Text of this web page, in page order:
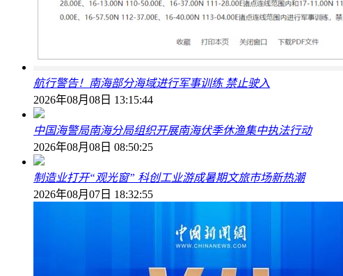
航行警告！南海部分海域进行军事训练 禁止驶入
2026年08月08日 13:15:44
中国海警局南海分局组织开展南海伏季休渔集中执法行动
2026年08月08日 08:50:25
制造业打开“观光窗” 科创工业游成暑期文旅市场新热潮
2026年08月07日 18:32:55